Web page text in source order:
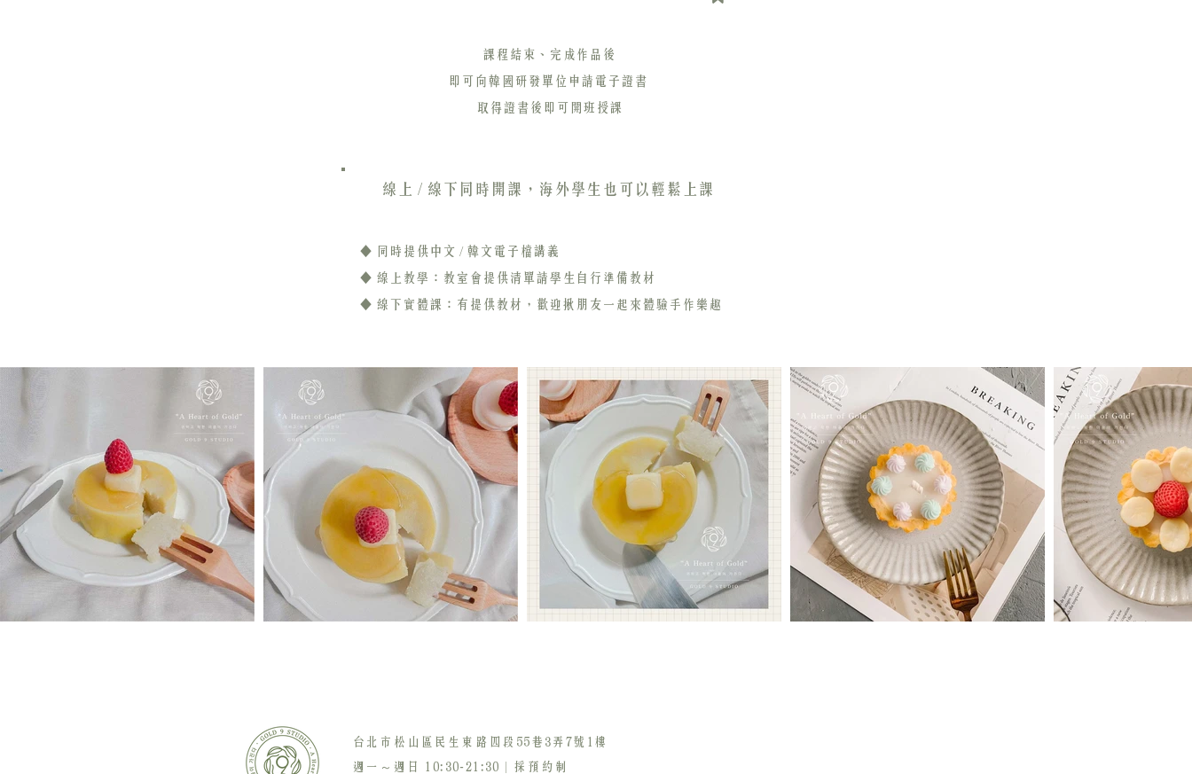
課程結束、完成作品後
即可向韓國研發單位申請電子證書
取得證書後即可開班授課
線上 / 線下同時開課，海外學生也可以輕鬆上課
◆ 同時提供中文 / 韓文電子檔講義
◆ 線上教學：教室會提供清單請學生自行準備教材
◆ 線下實體課：有提供教材，歡迎揪朋友一起來體驗手作樂趣
台北市松山區民生東路四段55巷3弄7號1樓
週一～週日 10:30-21:30 | 採預約制